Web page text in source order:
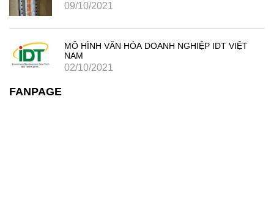
09/10/2021
MÔ HÌNH VĂN HÓA DOANH NGHIỆP IDT VIỆT
NAM
02/10/2021
FANPAGE